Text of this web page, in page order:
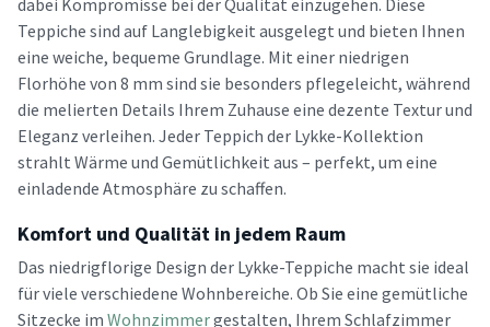
dabei Kompromisse bei der Qualität einzugehen. Diese
Teppiche sind auf Langlebigkeit ausgelegt und bieten Ihnen
eine weiche, bequeme Grundlage. Mit einer niedrigen
Florhöhe von 8 mm sind sie besonders pflegeleicht, während
die melierten Details Ihrem Zuhause eine dezente Textur und
Eleganz verleihen. Jeder Teppich der Lykke-Kollektion
strahlt Wärme und Gemütlichkeit aus – perfekt, um eine
einladende Atmosphäre zu schaffen.
Komfort und Qualität in jedem Raum
Das niedrigflorige Design der Lykke-Teppiche macht sie ideal
für viele verschiedene Wohnbereiche. Ob Sie eine gemütliche
Sitzecke im Wohnzimmergestalten, Ihrem Schlafzimmer